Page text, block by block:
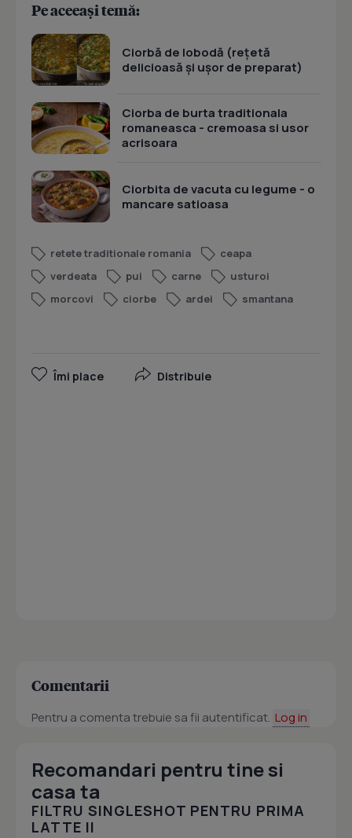
Pe aceeași temă:
Ciorbă de lobodă (rețetă
delicioasă și ușor de preparat)
Ciorba de burta traditionala
romaneasca - cremoasa si usor
acrisoara
Ciorbita de vacuta cu legume - o
mancare satioasa
retete traditionale romania
ceapa
verdeata
pui carne
usturoi
morcovi
ciorbe ardei smantana
Îmi place Distribuie
Comentarii
Pentru a comenta trebuie sa fii autentificat. Log in
Recomandari pentru tine si
casa ta
FILTRU SINGLESHOT PENTRU PRIMA
LATTE II